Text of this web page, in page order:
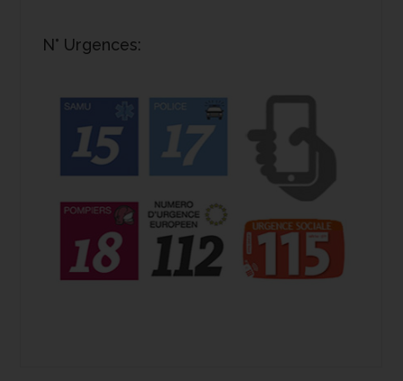
N° Urgences: